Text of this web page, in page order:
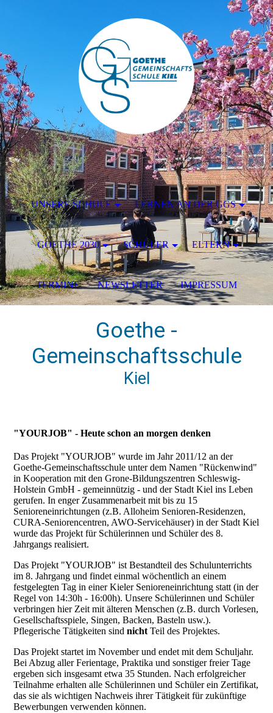
Goethe -
Gemeinschaftsschule
Kiel
"YOURJOB" - Heute schon an morgen denken
Das Projekt "YOURJOB" wurde im Jahr 2011/12 an der
Goethe-Gemeinschaftsschule unter dem Namen "Rückenwind"
in Kooperation mit den Grone-Bildungszentren Schleswig-
Holstein GmbH - gemeinnützig - und der Stadt Kiel ins Leben
gerufen. In enger Zusammenarbeit mit bis zu 15
Senioreneinrichtungen (z.B. Alloheim Senioren-Residenzen,
CURA-Seniorencentren, AWO-Servicehäuser) in der Stadt Kiel
wurde das Projekt für Schülerinnen und Schüler des 8.
Jahrgangs realisiert.
Das Projekt "YOURJOB" ist Bestandteil des Schulunterrichts
im 8. Jahrgang und findet einmal wöchentlich an einem
festgelegten Tag in einer Kieler Senioreneinrichtung statt (in der
Regel von 14:30h - 16:00h). Unsere Schülerinnen und Schüler
verbringen hier Zeit mit älteren Menschen (z.B. durch Vorlesen,
Gesellschaftsspiele, Singen, Backen, Basteln usw.).
Pflegerische Tätigkeiten sindnicht Teil des Projektes.
Das Projekt startet im November und endet mit dem Schuljahr.
Bei Abzug aller Ferientage, Praktika und sonstiger freier Tage
ergeben sich insgesamt etwa 35 Stunden. Nach erfolgreicher
Teilnahme erhalten alle Schülerinnen und Schüler ein Zertifikat,
das sie als wichtigen Nachweis ihrer Tätigkeit für zukünftige
Bewerbungen verwenden können.
UNSERE SCHULE LERNEN AN DER GGS
GOETHE 2030 SCHÜLER ELTERN
TERMINE NEWSLETTER IMPRESSUM